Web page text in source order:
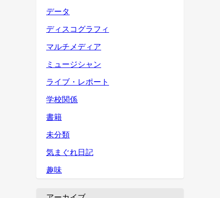
データ
ディスコグラフィ
マルチメディア
ミュージシャン
ライブ・レポート
学校関係
書籍
未分類
気まぐれ日記
趣味